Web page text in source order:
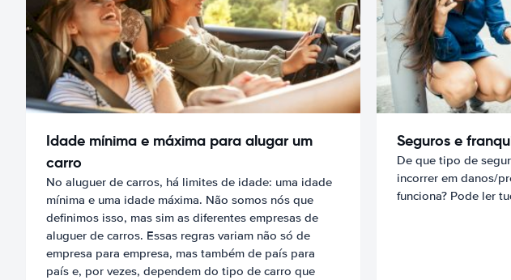
Idade mínima e máxima para alugar um
carro
No aluguer de carros, há limites de idade: uma idade
mínima e uma idade máxima. Não somos nós que
definimos isso, mas sim as diferentes empresas de
aluguer de carros. Essas regras variam não só de
empresa para empresa, mas também de país para
país e, por vezes, dependem do tipo de carro que
Seguros e
De que tipo de
incorrer em danos/
funciona? Pode ler